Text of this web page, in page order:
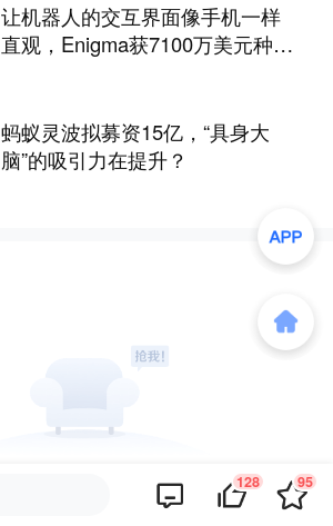
让机器人的交互界面像手机一样
直观，Enigma获7100万美元种子
蚂蚁灵波拟募资15亿，“具身大
脑”的吸引力在提升？
128 95